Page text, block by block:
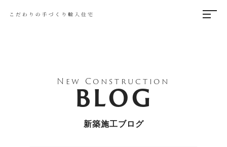
New Construction
BLOG
新築施工ブログ